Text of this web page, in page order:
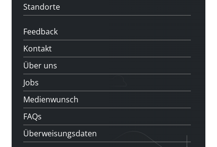
Standorte
Feedback
Kontakt
Über uns
Jobs
Medienwunsch
FAQs
Überweisungsdaten